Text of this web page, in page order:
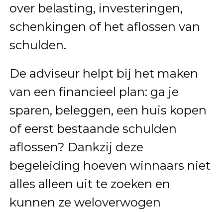
over belasting, investeringen,
schenkingen of het aflossen van
schulden.
De adviseur helpt bij het maken
van een financieel plan: ga je
sparen, beleggen, een huis kopen
of eerst bestaande schulden
aflossen? Dankzij deze
begeleiding hoeven winnaars niet
alles alleen uit te zoeken en
kunnen ze weloverwogen